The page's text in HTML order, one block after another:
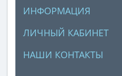
ИНФОРМАЦИЯ
ЛИЧНЫЙ КАБИНЕТ
НАШИ КОНТАКТЫ